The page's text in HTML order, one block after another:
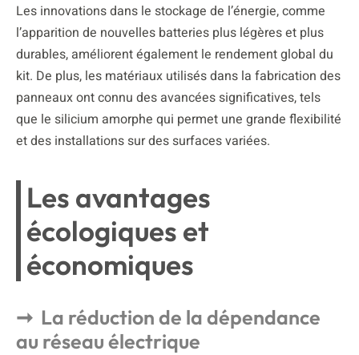
Les innovations dans le stockage de l’énergie, comme
l’apparition de nouvelles batteries plus légères et plus
durables, améliorent également le rendement global du
kit. De plus, les matériaux utilisés dans la fabrication des
panneaux ont connu des avancées significatives, tels
que le silicium amorphe qui permet une grande flexibilité
et des installations sur des surfaces variées.
Les avantages
écologiques et
économiques
La réduction de la dépendance
au réseau électrique